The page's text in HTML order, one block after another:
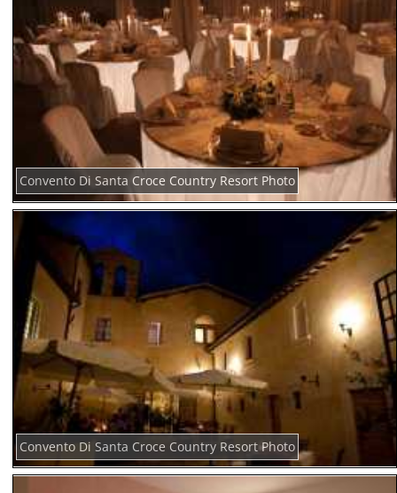
Convento Di Santa Croce Country Resort Photo
Convento Di Santa Croce Country Resort Photo